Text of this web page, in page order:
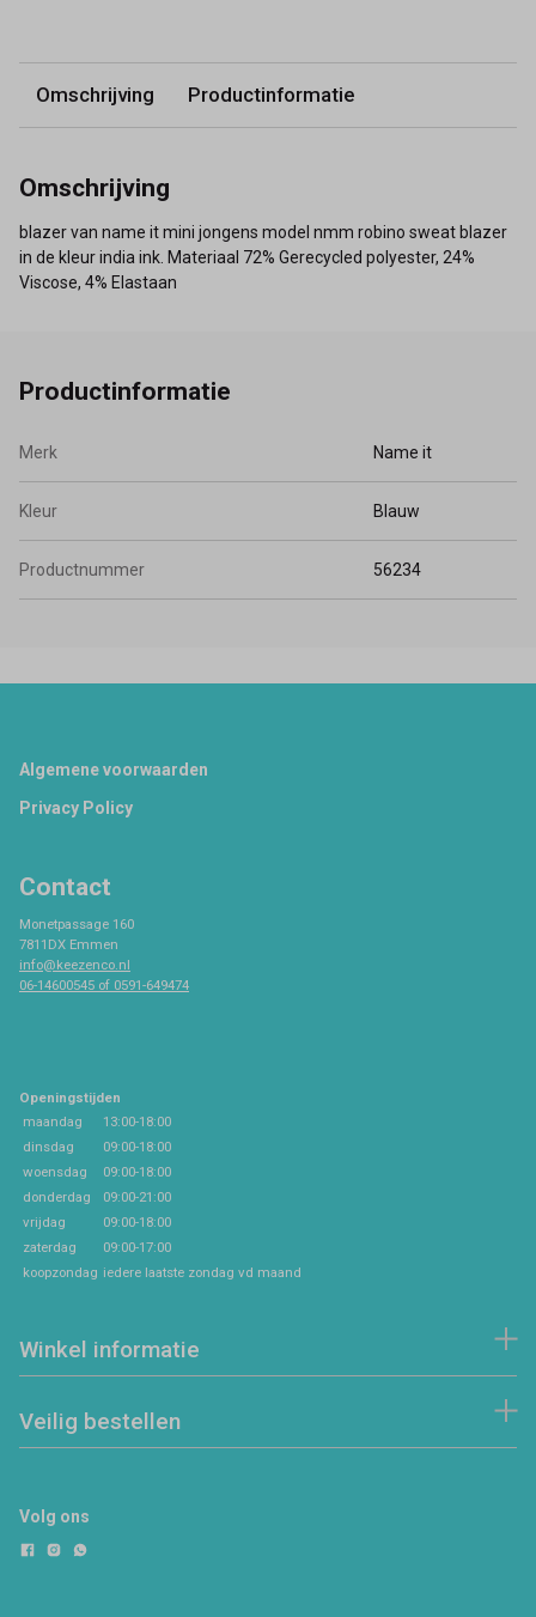
Omschrijving Productinformatie
Omschrijving
blazer van name it mini jongens model nmm robino sweat blazer
in de kleur india ink. Materiaal 72% Gerecycled polyester, 24%
Viscose, 4% Elastaan
Productinformatie
Merk Name it
Kleur Blauw
Productnummer 56234
Footer
Algemene voorwaarden
Privacy Policy
Contact
Monetpassage 160
7811DX Emmen
info@keezenco.nl
06-14600545 of 0591-649474
Openingstijden
maandag
13:00-18:00
dinsdag
09:00-18:00
woensdag
09:00-18:00
donderdag
09:00-21:00
vrijdag
09:00-18:00
zaterdag
09:00-17:00
koopzondag iedere laatste zondag vd maand
Winkel informatie
Veilig bestellen
Volg ons